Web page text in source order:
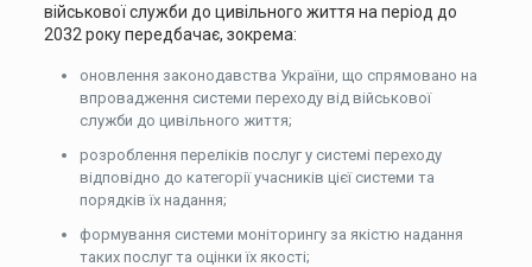
військової служби до цивільного життя на період до
2032 року передбачає, зокрема:
оновлення законодавства України, що спрямовано на
впровадження системи переходу від військової
служби до цивільного життя;
розроблення переліків послуг у системі переходу
відповідно до категорії учасників цієї системи та
порядків їх надання;
формування системи моніторингу за якістю надання
таких послуг та оцінки їх якості;